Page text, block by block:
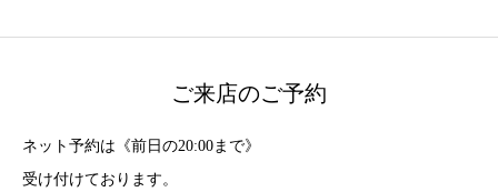
ご来店のご予約
ネット予約は《前日の20:00まで》
受け付けております。